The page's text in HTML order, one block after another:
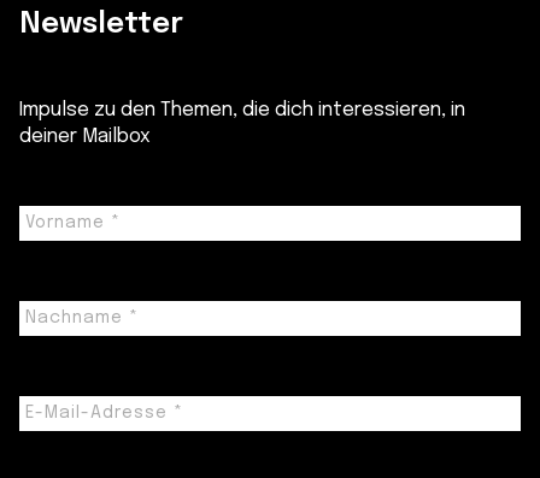
Newsletter
Impulse zu den Themen, die dich interessieren, in
deiner Mailbox